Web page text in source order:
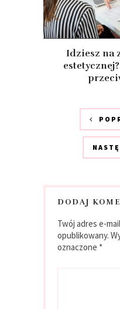
Idziesz na
DODAJ
Twój adres e-
opublikowany.
oznaczone *